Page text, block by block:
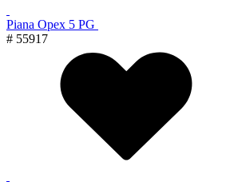
Piana Орех 5 PG
# 55917